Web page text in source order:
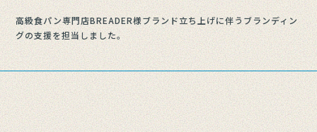
高級食パン専門店BREADER様ブランド立ち上げに伴うブランディン
グの支援を担当しました。